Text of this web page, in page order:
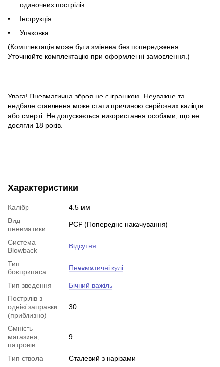
одиночних пострілів
Інструкція
Упаковка
(Комплектація може бути змінена без попередження.
Уточнюйте комплектацію при оформленні замовлення .)
Увага! Пневматична зброя не є іграшкою. Неуважне та
недбале ставлення може стати причиною серйозних каліцтв
або смерті. Не допускається використання особами, що не
досягли 18 років.
Характеристики
Калібр
4.5 мм
Вид
пневматики
PCP (Попереднє накачування)
Система
Blowback
Відсутня
Тип
боєприпаса
Пневматичні кулі
Тип зведення
Бічний важіль
Пострілів з
однієї заправки
(приблизно)
30
Ємність
магазина,
патронів
9
Тип ствола
Сталевий з нарізами